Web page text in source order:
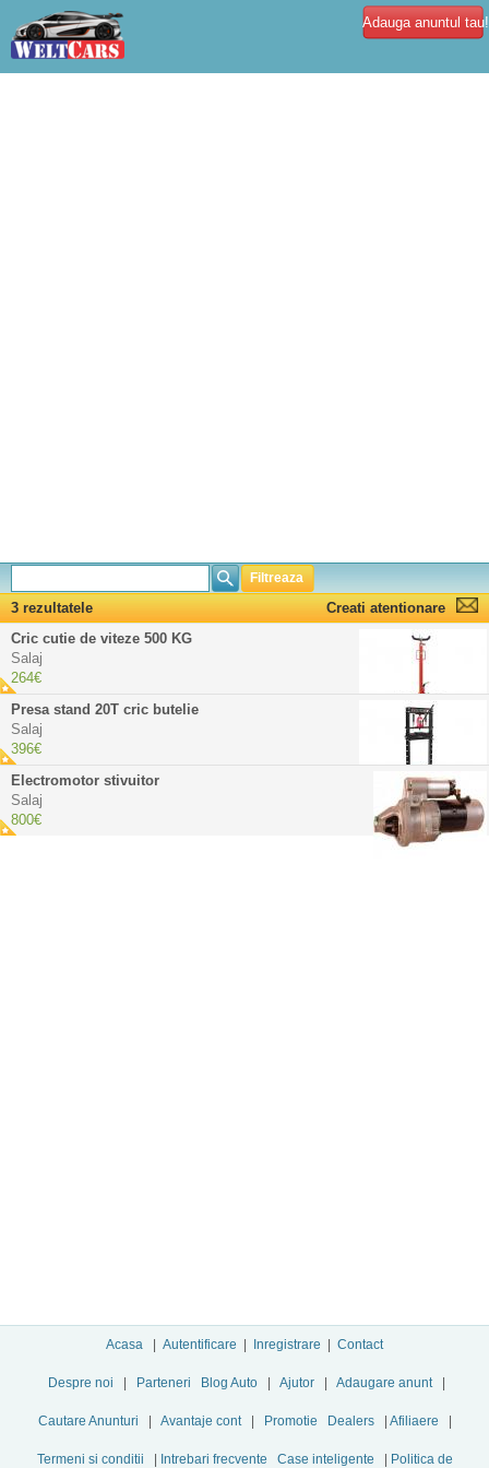
Adauga anuntul tau!
Filtreaza
3 rezultatele
Creati atentionare
Cric cutie de viteze 500 KG
Salaj
264€
Presa stand 20T cric butelie
Salaj
396€
Electromotor stivuitor
Salaj
800€
Acasa Autentificare Inregistrare Contact
Despre noi Parteneri Blog Auto| Ajutor| Adaugare anunt|
Cautare Anunturi Avantaje cont| Promotie Dealers| Afiliaere
Termeni si conditii Intrebari frecvente Case inteligente Politica de